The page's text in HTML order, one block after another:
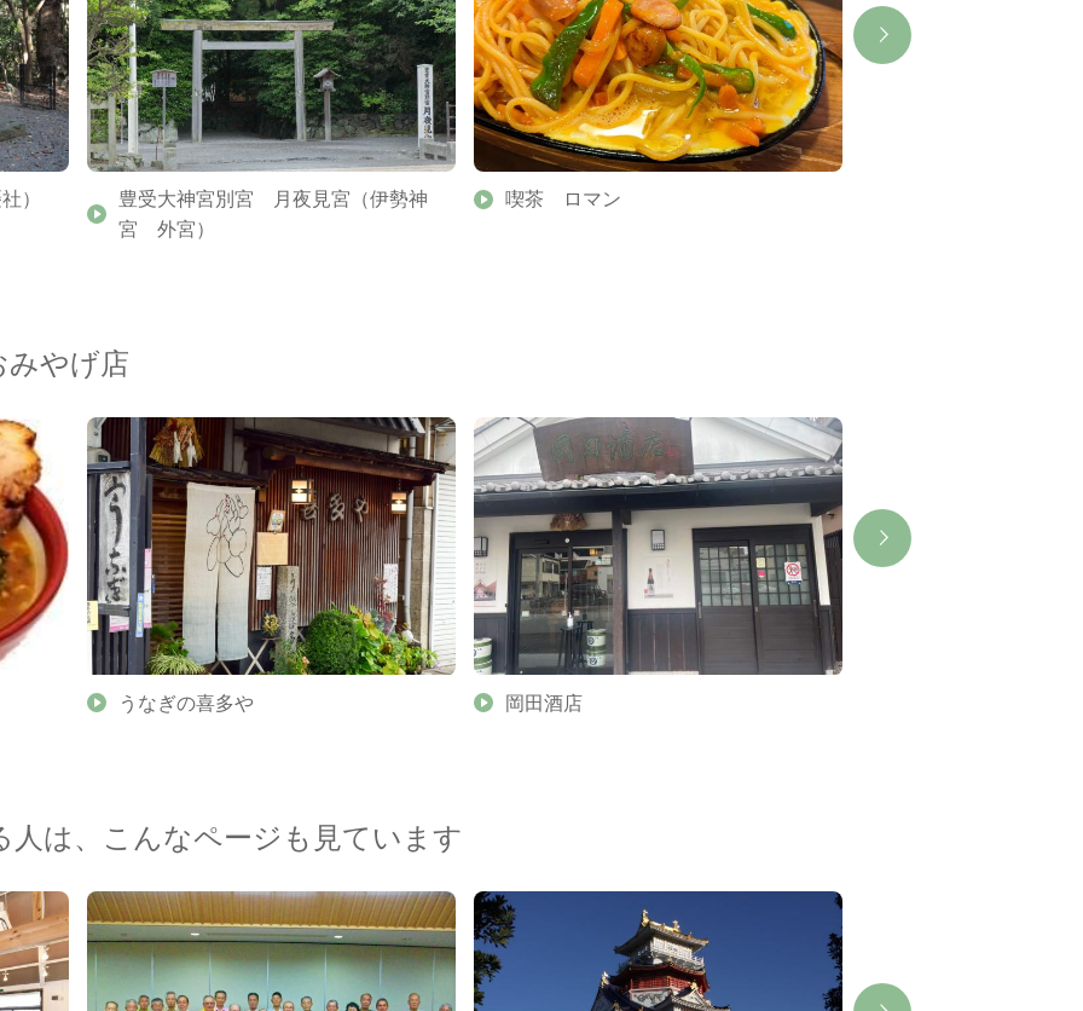
）
豊受大神宮別宮 月夜見宮（伊勢神
宮 外宮）
喫茶 ロマン
みやげ店
うなぎの喜多や 岡田酒店
人は、こんなページも見ています